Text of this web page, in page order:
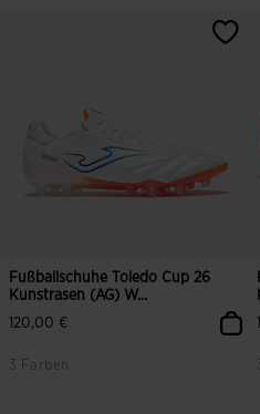
3,2 von 5 Kundenbewertungen
Fußballschuhe Toledo Cup 26
Kunstrasen (AG) W...
120,00 €
3 Farben